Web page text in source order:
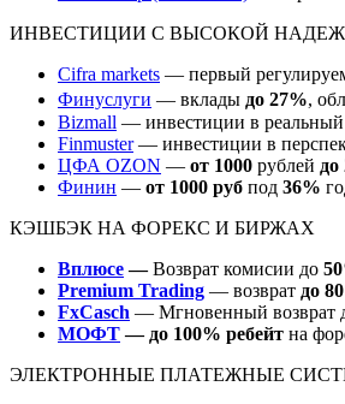
ИНВЕСТИЦИИ С ВЫСОКОЙ
Cifra markets — первый
Финуслуги — вклады до 27%,
Bizmall — инвестиции в реальный
Finmuster— инвестиции в
ЦФА OZON — от 1000 рублей до
Финин — от 1000 руб под 36%
КЭШБЭК НА ФОРЕКС И БИРЖАХ
Вплюсе—Возврат комисии до
Premium Trading — возврат до
FxCasch — Мгновенный возврат
МОФТ— до 100% ребейт на
ЭЛЕКТРОННЫЕ ПЛАТЕЖНЫЕ